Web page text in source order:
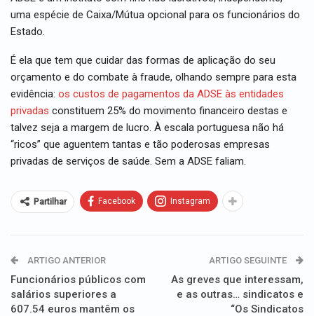
uma espécie de Caixa/Mútua opcional para os funcionários do
Estado.
É ela que tem que cuidar das formas de aplicação do seu
orçamento e do combate à fraude, olhando sempre para esta
evidência: os custos de pagamentos da ADSE às entidades
privadas constituem 25% do movimento financeiro destas e
talvez seja a margem de lucro. À escala portuguesa não há
“ricos” que aguentem tantas e tão poderosas empresas
privadas de serviços de saúde. Sem a ADSE faliam.
Partilhar Facebook Instagram
ARTIGO ANTERIOR
Funcionários públicos com
salários superiores a
607.54 euros mantêm os
ARTIGO SEGUINTE
As greves que interessam,
e as outras… sindicatos e
“Os Sindicatos